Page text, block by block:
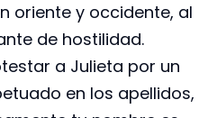
oriente y occidente, al
de hostilidad.
a Julieta por un
en los apellidos,